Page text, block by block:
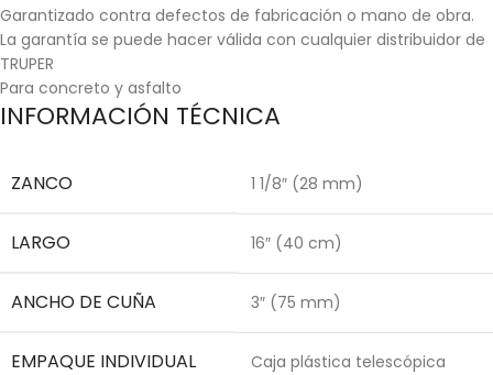
Garantizado contra defectos de fabricación o mano de obra.
La garantía se puede hacer válida con cualquier distribuidor de
TRUPER
Para concreto y asfalto
INFORMACIÓN TÉCNICA
ZANCO 1 1/8″ (28 mm)
LARGO 16″ (40 cm)
ANCHO DE CUÑA 3″ (75 mm)
EMPAQUE INDIVIDUAL Caja plástica telescópica